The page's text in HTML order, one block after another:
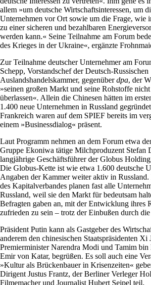
allem »um deutsche Wirtschaftsinteressen, um
Unternehmen vor Ort sowie um die Frage, wie
zu einer sicheren und bezahlbaren
werden kann.« Seine Teilnahme am Forum
des Krieges in der Ukraine«, ergänzte
Zur Teilnahme deutscher Unternehmer am
Schepp, Vorstandschef der Deutsch-Russischen
Auslandshandelskammer, gegenüberdpa, der
»seinen großen Markt und seine Rohstoffe
überlassen«. Allein die Chinesen hätten im
1.400 neue Unternehmen in Russland
Frankreich waren auf dem SPIEF bereits im
einem »Businessdialog« präsent.
Laut Programm nehmen an dem Forum etwa
Gruppe Ekoniwa tätige Milchproduzent Stefan
langjährige Geschäftsführer der Globus
Die Globus-Kette ist wie etwa 1.600 deutsche
Angaben der Kammer weiter aktiv in
des Kapitalverbandes planen fast alle
Russland, weil sie den Markt für bedeutsam
Befragten gaben an, mit der Entwicklung ihres
zufrieden zu sein – trotz der Einbußen durch
Präsident Putin kann als Gastgeber des
anderem den chinesischen Staatspräsidenten
Premierminister Narendra Modi und Tamim
Emir von Katar, begrüßen. Es soll auch eine
»Kultur als Brückenbauer in Krisenzeiten«
Dirigent Justus Frantz, der Berliner Verleger
Filmemacher und Journalist Hubert Seipel teil.